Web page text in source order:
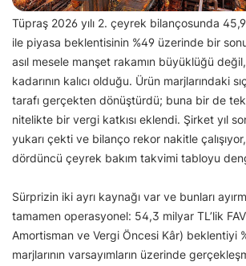
Tüpraş 2026 yılı 2. çeyrek bilançosunda
ile piyasa beklentisinin %49 üzerinde bir
asıl mesele manşet rakamın büyüklüğü değil,
kadarının kalıcı olduğu. Ürün marjlarındaki
tarafı gerçekten dönüştürdü; buna bir de
nitelikte bir vergi katkısı eklendi. Şirket yıl
yukarı çekti ve bilanço rekor nakitle çalışıyor,
dördüncü çeyrek bakım takvimi tabloyu
Sürprizin iki ayrı kaynağı var ve bunları
tamamen operasyonel: 54,3 milyar TL’lik
Amortisman ve Vergi Öncesi Kâr) beklentiyi
marjlarının varsayımların üzerinde